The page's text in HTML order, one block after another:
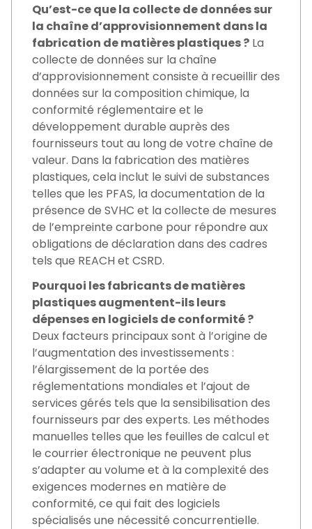
Qu’est-ce que la collecte de données sur
la chaîne d’approvisionnement dans la
fabrication de matières plastiques ? La
collecte de données sur la chaîne
d’approvisionnement consiste à recueillir des
données sur la composition chimique, la
conformité réglementaire et le
développement durable auprès des
fournisseurs tout au long de votre chaîne de
valeur. Dans la fabrication des matières
plastiques, cela inclut le suivi de substances
telles que les PFAS, la documentation de la
présence de SVHC et la collecte de mesures
de l’empreinte carbone pour répondre aux
obligations de déclaration dans des cadres
tels que REACH et CSRD.
Pourquoi les fabricants de matières
plastiques augmentent-ils leurs
dépenses en logiciels de conformité ?
Deux facteurs principaux sont à l’origine de
l’augmentation des investissements :
l’élargissement de la portée des
réglementations mondiales et l’ajout de
services gérés tels que la sensibilisation des
fournisseurs par des experts. Les méthodes
manuelles telles que les feuilles de calcul et
le courrier électronique ne peuvent plus
s’adapter au volume et à la complexité des
exigences modernes en matière de
conformité, ce qui fait des logiciels
spécialisés une nécessité concurrentielle.